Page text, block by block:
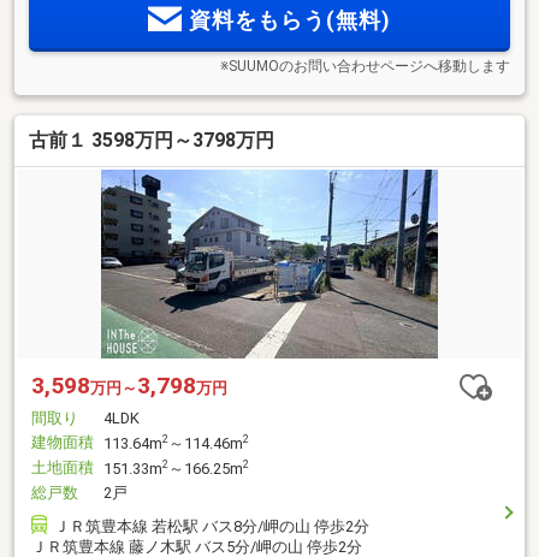
資料をもらう(無料)
※SUUMOのお問い合わせページへ移動します
古前１ 3598万円～3798万円
3,598万円～ 3,798万円
間取り
4LDK
建物面積 113.64m2 ～114.46m2
土地面積 151.33m2 ～166.25m2
総戸数
2戸
ＪＲ筑豊本線 若松駅 バス8分/岬の山 停歩2分
ＪＲ筑豊本線 藤ノ木駅 バス5分/岬の山 停歩2分